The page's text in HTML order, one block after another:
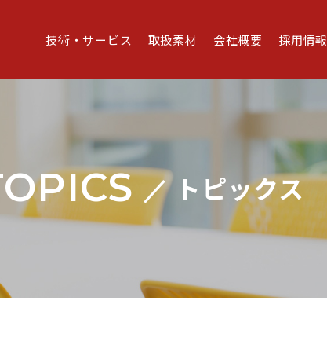
技術・サービス 取扱素材 会社概要 採用情報
トピックス